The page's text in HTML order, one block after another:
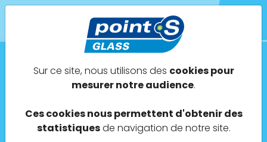
Point S Glass Le Mesnil-le-Roi
MECANIQUE DU MESNIL
Sur ce site, nous utilisons des cookies pour
mesurer notre audience.
Ces cookies nous permettent d'obtenir des
statistiquesde navigation de notre site.